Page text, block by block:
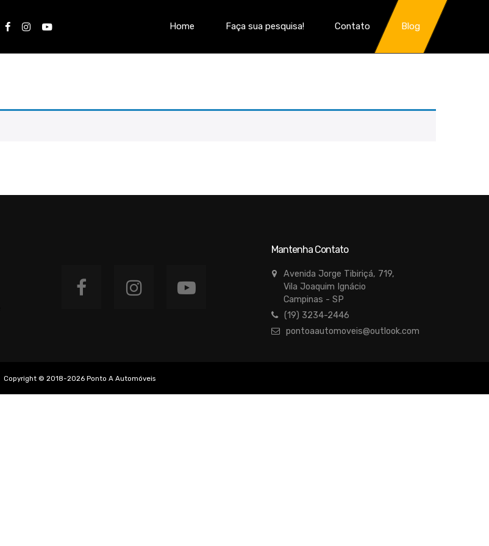
Home Faça sua pesquisa! Contato Blog
Mantenha Contato
Avenida Jorge Tibiriçá, 719,
Vila Joaquim Ignácio
Campinas - SP
(19) 3234-2446
pontoaautomoveis@outlook.com
Copyright © 2018-2026 Ponto A Automóveis